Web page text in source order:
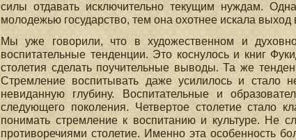
силы отдавать исключительно текущим нуждам.
молодежью государство, тем она охотнее искала
Мы уже говорили, что в художественном и
воспитательные тенденции. Это коснулось и книг
столетия сделать поучительные выводы. Та же
Стремление воспитывать даже усилилось и стало
невиданную глубину. Воспитательные и
следующего поколения. Четвертое столетие стало
понимать стремление к воспитанию и культуре. Не
противоречиями столетие. Именно эта особенность